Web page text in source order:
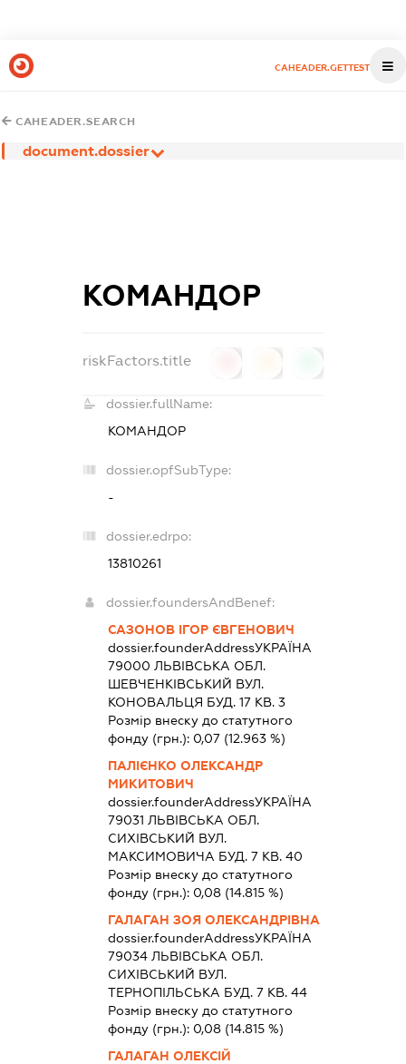
CAHEADER.GETTEST
CAHEADER.SEARCH
document.dossier
КОМАНДОР
riskFactors.title
dossier.fullName:
КОМАНДОР
dossier.opfSubType:
-
dossier.edrpo:
13810261
dossier.foundersAndBenef:
САЗОНОВ ІГОР ЄВГЕНОВИЧ
dossier.founderAddressУКРАЇНА
79000 ЛЬВIВСЬКА ОБЛ.
ШЕВЧЕНКІВСЬКИЙ ВУЛ.
КОНОВАЛЬЦЯ БУД. 17 КВ. 3
Розмір внеску до статутного
фонду (грн.): 0,07(12.963 %)
ПАЛІЄНКО ОЛЕКСАНДР
МИКИТОВИЧ
dossier.founderAddressУКРАЇНА
79031 ЛЬВIВСЬКА ОБЛ.
СИХІВСЬКИЙ ВУЛ.
МАКСИМОВИЧА БУД. 7 КВ. 40
Розмір внеску до статутного
фонду (грн.): 0,08(14.815 %)
ГАЛАГАН ЗОЯ ОЛЕКСАНДРІВНА
dossier.founderAddressУКРАЇНА
79034 ЛЬВIВСЬКА ОБЛ.
СИХІВСЬКИЙ ВУЛ.
ТЕРНОПІЛЬСЬКА БУД. 7 КВ. 44
Розмір внеску до статутного
фонду (грн.): 0,08(14.815 %)
ГАЛАГАН ОЛЕКСІЙ